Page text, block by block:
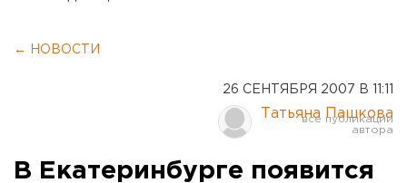
← НОВОСТИ
26 СЕНТЯБРЯ 2007 В 11:11
Татьяна Пашкова
В Екатеринбурге появится